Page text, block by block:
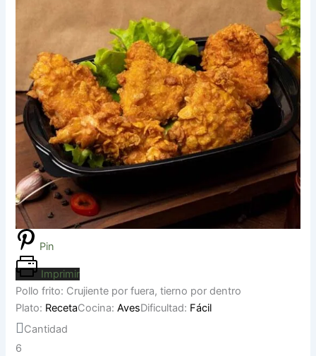
Pin
Imprimir
Pollo frito: Crujiente por fuera, tierno por dentro
Plato: RecetaCocina:AvesDificultad: Fácil
Cantidad
6